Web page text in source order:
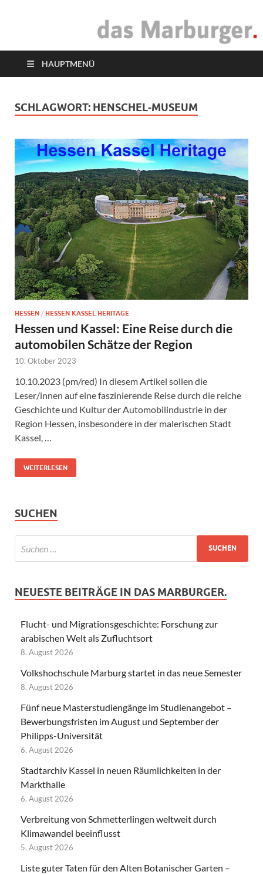
das Marburger.
HAUPTMENÜ
SCHLAGWORT: HENSCHEL-MUSEUM
HESSEN / HESSEN KASSEL HERITAGE
Hessen und Kassel: Eine Reise durch die
automobilen Schätze der Region
10. Oktober 2023
10.10.2023 (pm/red) In diesem Artikel sollen die
Leser/innen auf eine faszinierende Reise durch die reiche
Geschichte und Kultur der Automobilindustrie in der
Region Hessen, insbesondere in der malerischen Stadt
Kassel, …
WEITERLESEN
SUCHEN
NEUESTE BEITRÄGE IN DAS MARBURGER.
Flucht- und Migrationsgeschichte: Forschung zur
arabischen Welt als Zufluchtsort
8. August 2026
Volkshochschule Marburg startet in das neue Semester
8. August 2026
Fünf neue Masterstudiengänge im Studienangebot –
Bewerbungsfristen im August und September der
Philipps-Universität
6. August 2026
Stadtarchiv Kassel in neuen Räumlichkeiten in der
Markthalle
6. August 2026
Verbreitung von Schmetterlingen weltweit durch
Klimawandel beeinflusst
5. August 2026
Liste guter Taten für den Alten Botanischer Garten –